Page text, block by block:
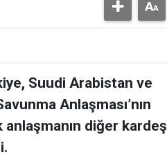
Suudi Arabistan ve
Anlaşması’nın
anlaşmanın diğer kardeş